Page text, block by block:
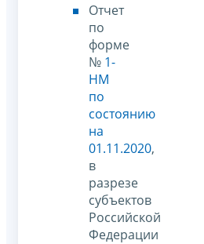
Отчет
по
форме
№ 1-
НМ
по
состоянию
на
01.11.2020,
в
разрезе
субъектов
Российской
Федерации